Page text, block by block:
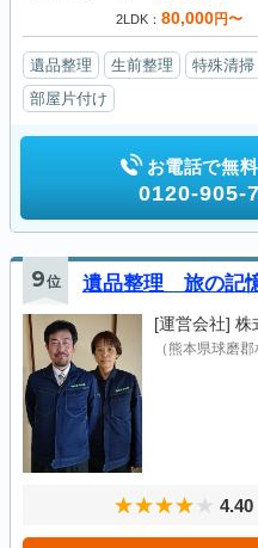
2LDK 80,000円〜
遺品整理 生前整理 特殊清掃
部屋片付け
お電話で無
0120-905-
9位 遺品整理 旅の記
[運営会社] 株
（熊本県球磨
4.40